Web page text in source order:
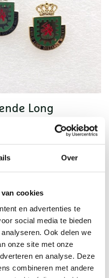
Over
cookies
en advertenties te
social media te bieden
Ook delen we
onze site met onze
en analyse. Deze
combineren met andere
Long
speld ontvang je
speld
speld ontvang je
vijf, dus tien Long
speld
speld ontvang je